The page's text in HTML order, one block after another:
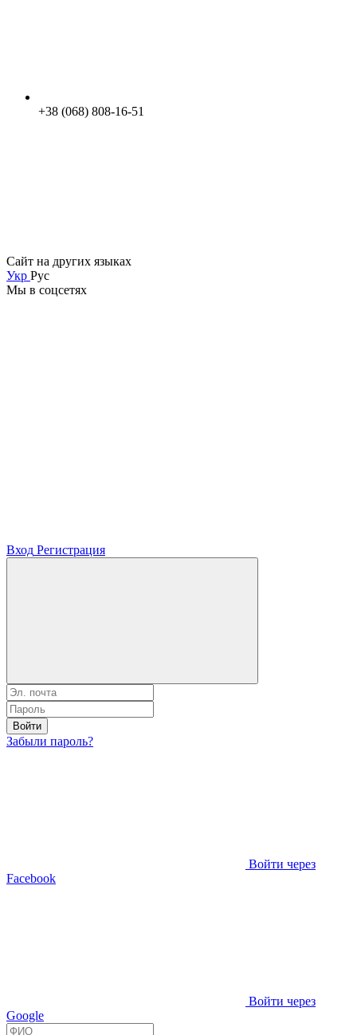
+38 (068) 808-16-51
Сайт на других языках
Укр Рус
Мы в соцсетях
Вход Регистрация
Войти
Забыли пароль?
Войти через
Facebook
Войти через
Google